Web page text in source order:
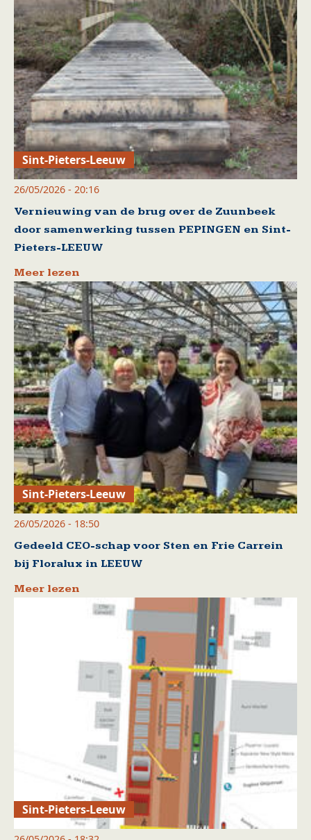
Sint-Pieters-Leeuw
26/05/2026 - 20:16
Vernieuwing van de brug over de Zuunbeek
door samenwerking tussen PEPINGEN en Sint-
Pieters-LEEUW
Meer lezen
Sint-Pieters-Leeuw
26/05/2026 - 18:50
Gedeeld CEO-schap voor Sten en Frie Carrein
bij Floralux in LEEUW
Meer lezen
Sint-Pieters-Leeuw